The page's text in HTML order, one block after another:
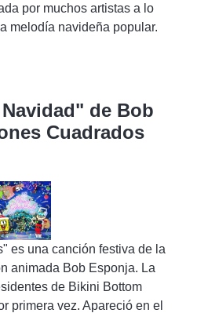
por muchos artistas a lo
melodía navideña popular.
de Bob
Cuadrados
es una canción festiva de la
animada Bob Esponja. La
de Bikini Bottom
primera vez. Apareció en el